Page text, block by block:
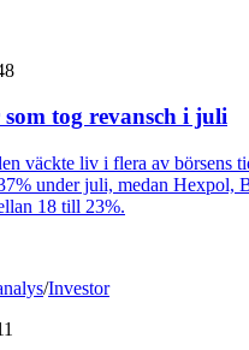
tog revansch i juli
väckte liv i flera av börsens
under juli, medan Hexpol,
18 till 23%.
/Investor